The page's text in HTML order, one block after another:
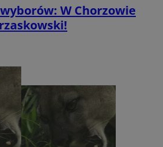
W Chorzowie